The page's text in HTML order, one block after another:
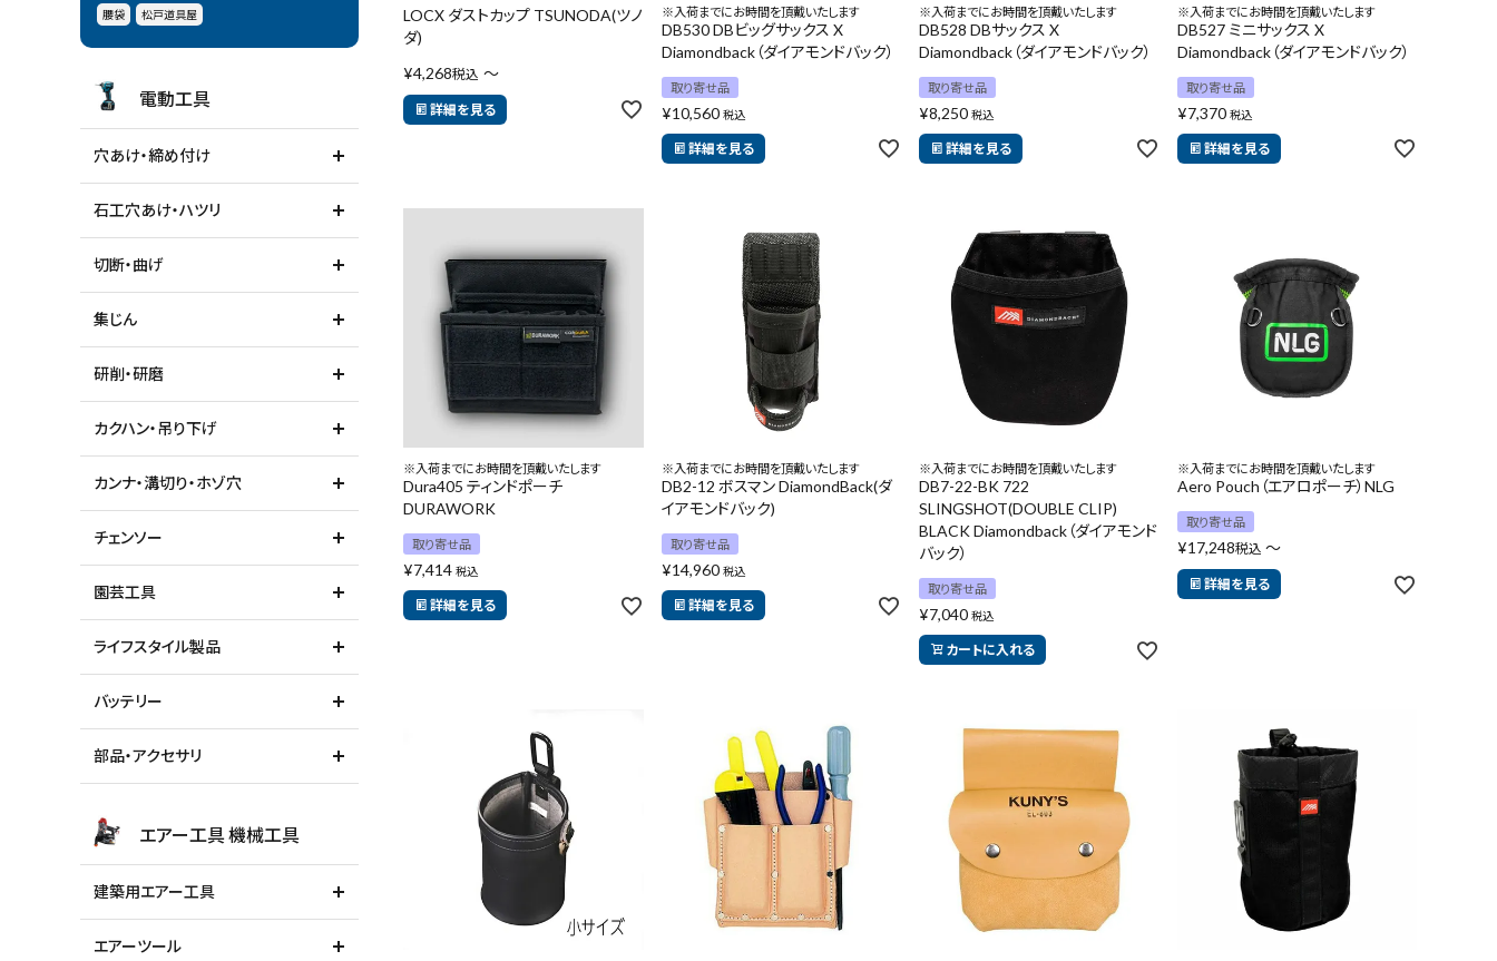
測定工具・筆記具
現場安全・運搬
金物・現場資材
コンテンツ
ガイドライン
腰袋 松戸道具屋
電動工具
穴あけ・締め付け
石工穴あけ・ハツリ
切断・曲げ
集じん
研削・研磨
カクハン・吊り下げ
カンナ・溝切り・ホゾ穴
チェンソー
園芸工具
ライフスタイル製品
バッテリー
部品・アクセサリ
エアー工具 機械工具
建築用エアー工具
エアーツール
LOCX ダストカップ TSUNODA(ツノ
ダ)
¥4,268税込 〜
詳細を見る
※入荷までにお時間を頂戴いたします
DB530 DBビッグサックス X
Diamondback（ダイアモンドバック）
取り寄せ品
¥10,560 税込
詳細を見る
※入荷までにお時間を頂戴いたします
DB528 DBサックス X
Diamondback（ダイアモンドバック）
取り寄せ品
¥8,250 税込
詳細を見る
※入荷までにお時間を頂戴いたします
DB527 ミニサックス X
Diamondback（ダイアモンドバック）
取り寄せ品
¥7,370 税込
詳細を見る
※入荷までにお時間を頂戴いたします
Dura405 ティンドポーチ
DURAWORK
取り寄せ品
¥7,414 税込
詳細を見る
※入荷までにお時間を頂戴いたします
DB2-12 ボスマン DiamondBack(ダ
イアモンドバック)
取り寄せ品
¥14,960 税込
詳細を見る
※入荷までにお時間を頂戴いたします
DB7-22-BK 722
SLINGSHOT(DOUBLE CLIP)
BLACK Diamondback（ダイアモンド
バック）
取り寄せ品
¥7,040 税込
カートに入れる
※入荷までにお時間を頂戴いたします
Aero Pouch（エアロポーチ）NLG
取り寄せ品
¥17,248税込 〜
詳細を見る